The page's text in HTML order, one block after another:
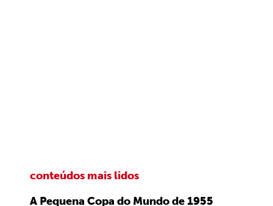
conteúdos mais lidos
A Pequena Copa do Mundo de 1955